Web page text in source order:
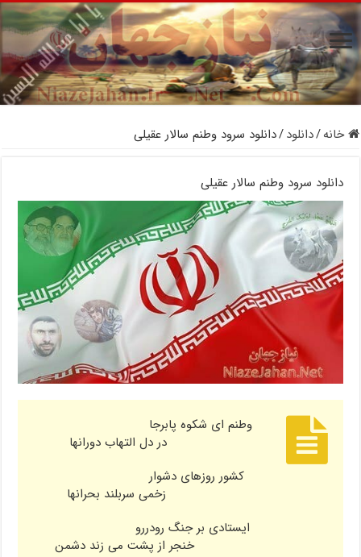
خانه/دانلود/دانلود سرود وطنم سالار عقیلی
دانلود سرود وطنم سالار عقیلی
وطنم ای شکوه پابرجا
در دل التهاب دورانها
کشور روزهای دشوار
زخمی سربلند بحرانها
ایستادی بر جنگ رودررو
خنجر از پشت می زند دشمن